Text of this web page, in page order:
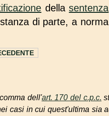
dellasentenza
di parte, a
dell'art. 170 del c.p.c.
casi in cui quest'ultima sia